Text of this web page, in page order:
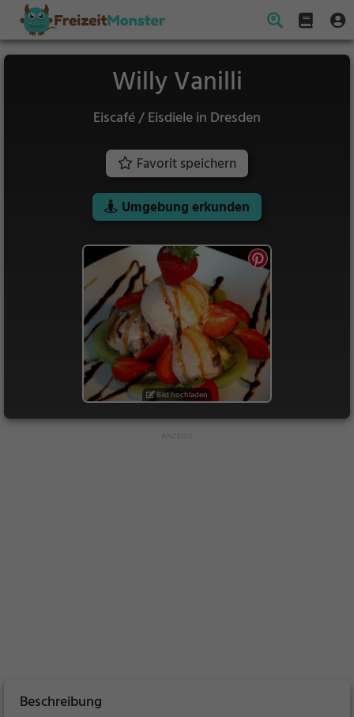
Willy Vanilli
Eiscafé / Eisdiele in Dresden
Favorit speichern
Umgebung erkunden
Bild hochladen
Beschreibung